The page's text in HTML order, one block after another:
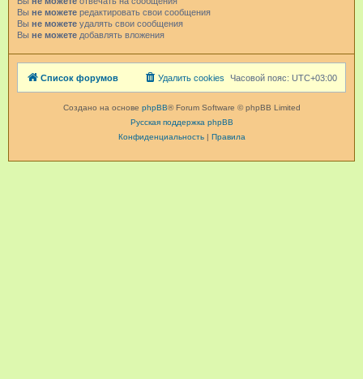
Вы не можете редактировать свои сообщения
Вы не можете удалять свои сообщения
Вы не можете добавлять вложения
Список форумов Часовой пояс: UTC+03:00
Удалить cookies
Создано на основе phpBB® Forum Software © phpBB Limited
Русская поддержка phpBB
Конфиденциальность| Правила